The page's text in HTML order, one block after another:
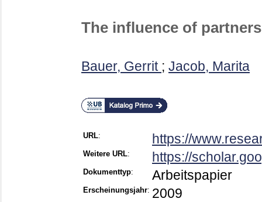
The influence of
Bauer, Gerrit ; Jacob, Marita
URL: https://
Weitere URL: https://
Dokumenttyp: Arbeitspapier
Erscheinungsjahr: 2009